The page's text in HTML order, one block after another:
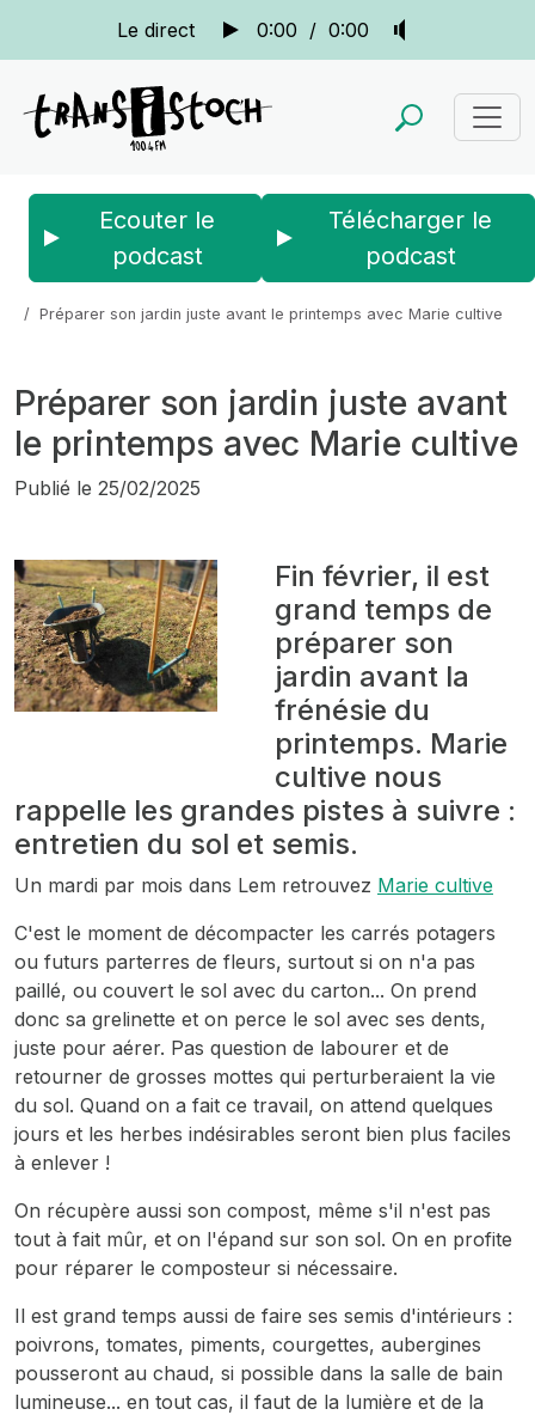
Le direct 0:00 / 0:00
Ecouter le
podcast
Télécharger le
podcast
Préparer son jardin juste avant le printemps avec Marie cultive
Préparer son jardin juste avant
le printemps avec Marie cultive
Publié le 25/02/2025
Fin février, il est
grand temps de
préparer son
jardin avant la
frénésie du
printemps. Marie
cultive nous
rappelle les grandes pistes à suivre :
entretien du sol et semis.
Un mardi par mois dans Lem retrouvez Marie cultive
C'est le moment de décompacter les carrés potagers
ou futurs parterres de fleurs, surtout si on n'a pas
paillé, ou couvert le sol avec du carton... On prend
donc sa grelinette et on perce le sol avec ses dents,
juste pour aérer. Pas question de labourer et de
retourner de grosses mottes qui perturberaient la vie
du sol. Quand on a fait ce travail, on attend quelques
jours et les herbes indésirables seront bien plus faciles
à enlever !
On récupère aussi son compost, même s'il n'est pas
tout à fait mûr, et on l'épand sur son sol. On en profite
pour réparer le composteur si nécessaire.
Il est grand temps aussi de faire ses semis d'intérieurs :
poivrons, tomates, piments, courgettes, aubergines
pousseront au chaud, si possible dans la salle de bain
lumineuse... en tout cas, il faut de la lumière et de la